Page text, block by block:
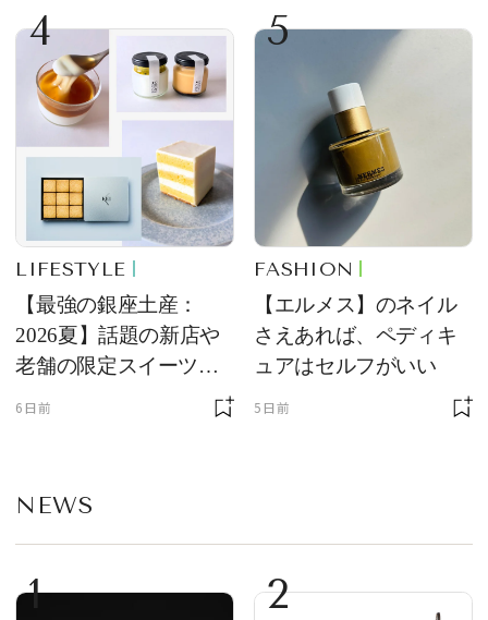
4
LIFESTYLE
【最強の銀座土産：
2026夏】話題の新店や
老舗の限定スイーツを
ゲット【＃SPURおやつ
6日前
5
FASHION
【エルメス】のネイル
さえあれば、ペディキ
ュアはセルフがいい
5日前
NEWS
1 2